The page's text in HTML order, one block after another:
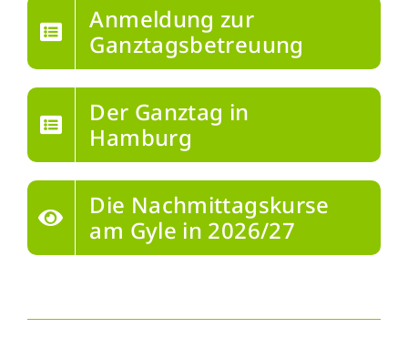
Menschen
Lernen
Besonderheiten
Schulleben
Service
Krankmeldung
Anmeldung zur
Ganztagsbetreuung
Der Ganztag in
Hamburg
Die Nachmittagskurse
am Gyle in 2026/27